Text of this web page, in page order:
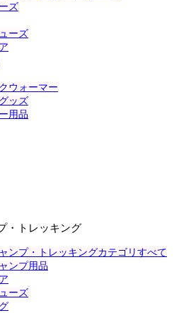
ズ
ーズ
ウォーマー
ッズ
用品
・トレッキング
ンプ・トレッキングカテゴリすべて
ンプ用品
ーズ